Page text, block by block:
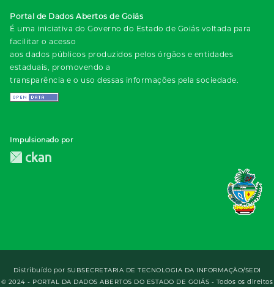
Portal de Dados Abertos de Goiás
É uma iniciativa do Governo do Estado de Goiás voltada para
facilitar o acesso
aos dados públicos produzidos pelos órgãos e entidades
estaduais, promovendo a
transparência e o uso dessas informações pela sociedade.
Impulsionado por
Distribuído por SUBSECRETARIA DE TECNOLOGIA DA INFORMAÇÃO/SEDI
© 2024 - PORTAL DA DADOS ABERTOS DO ESTADO DE GOIÁS - Todos os direitos